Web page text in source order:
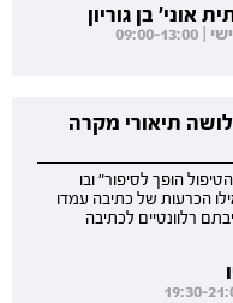
אוני' בן גוריון
תיאורי מקרה
הופך לסיפור" ובו
הכרעות של כתיבה עמדו
רלוונטיים לכתיבה